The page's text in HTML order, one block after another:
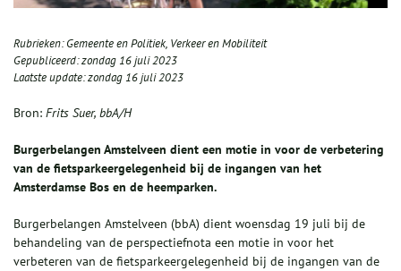
Rubrieken:Gemeente en Politiek, Verkeer en Mobiliteit
Gepubliceerd:zondag 16 juli 2023
Laatste update:zondag 16 juli 2023
Bron: Frits Suer, bbA/H
Burgerbelangen Amstelveen dient een motie in voor de verbetering
van de fietsparkeergelegenheid bij de ingangen van het
Amsterdamse Bos en de heemparken.
Burgerbelangen Amstelveen (bbA) dient woensdag 19 juli bij de
behandeling van de perspectiefnota een motie in voor het
verbeteren van de fietsparkeergelegenheid bij de ingangen van de